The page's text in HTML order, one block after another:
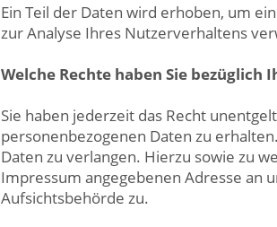
Ein Teil der Daten wird erhoben, um
zur Analyse Ihres Nutzerverhaltens
Welche Rechte haben Sie bezüglich
Sie haben jederzeit das Recht
personenbezogenen Daten zu
Daten zu verlangen. Hierzu sowie zu
Impressum angegebenen Adresse an
Aufsichtsbehörde zu.